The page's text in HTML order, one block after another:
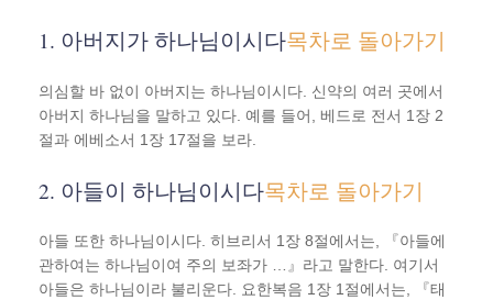
1. 아버지가 하나님이시다목차로 돌아가기
의심할 바 없이 아버지는 하나님이시다. 신약의 여러 곳에서
아버지 하나님을 말하고 있다. 예를 들어, 베드로 전서 1장 2
절과 에베소서 1장 17절을 보라.
2. 아들이 하나님이시다목차로 돌아가기
아들 또한 하나님이시다. 히브리서 1장 8절에서는, 『아들에
관하여는 하나님이여 주의 보좌가 …』라고 말한다. 여기서
아들은 하나님이라 불리운다. 요한복음 1장 1절에서는, 『태